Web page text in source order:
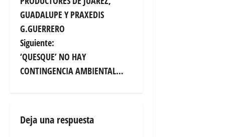
g
a
c
i
n
GUADALUPE Y PRAXEDIS
G.GUERRERO
Siguiente:
‘QUESQUE’ NO HAY
CONTINGENCIA AMBIENTAL…
Deja una respuesta